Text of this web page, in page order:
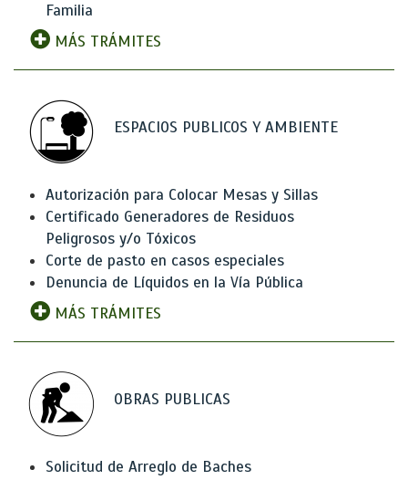
Familia
MÁS TRÁMITES
ESPACIOS PUBLICOS Y AMBIENTE
Autorización para Colocar Mesas y Sillas
Certificado Generadores de Residuos
Peligrosos y/o Tóxicos
Corte de pasto en casos especiales
Denuncia de Líquidos en la Vía Pública
MÁS TRÁMITES
OBRAS PUBLICAS
Solicitud de Arreglo de Baches